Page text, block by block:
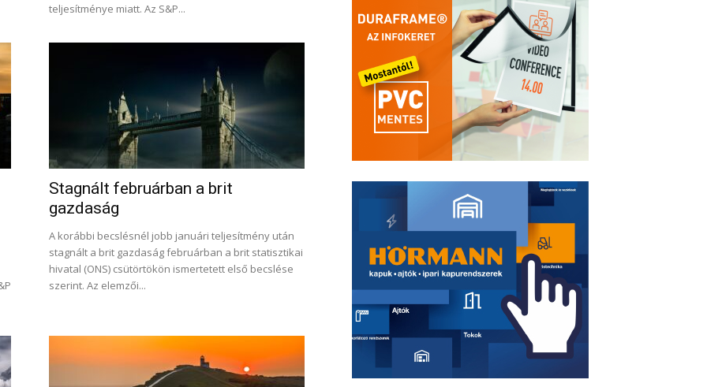
teljesítménye miatt. Az S&P...
Stagnált februárban a brit
gazdaság
A korábbi becslésnél jobb januári teljesítmény után
stagnált a brit gazdaság februárban a brit statisztikai
hivatal (ONS) csütörtökön ismertetett első becslése
szerint. Az elemzői...